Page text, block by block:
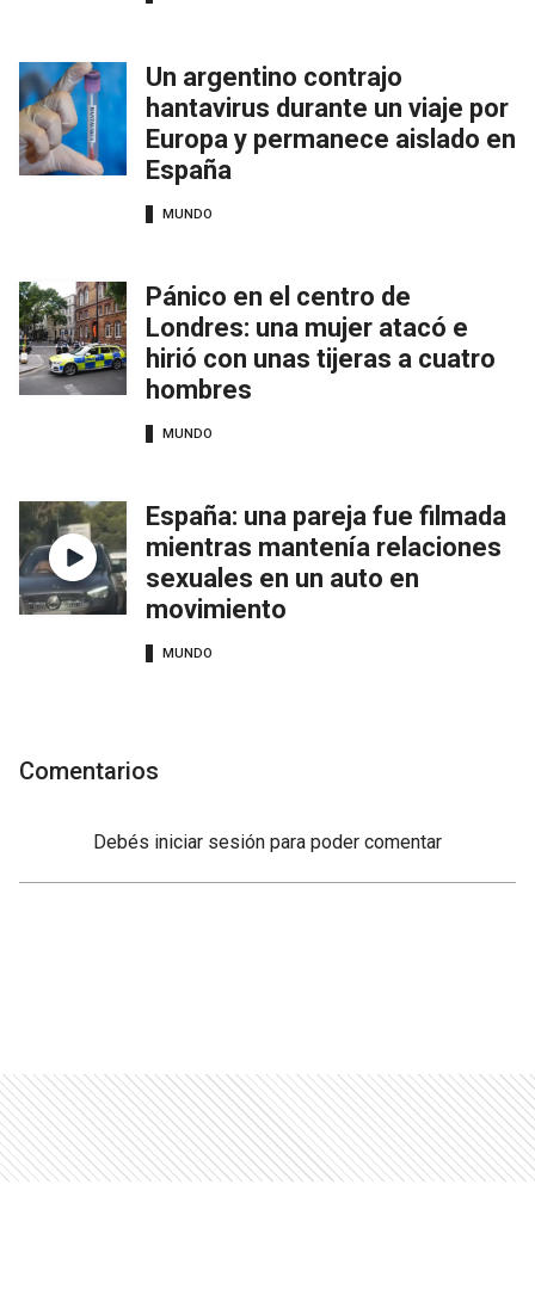
Un argentino contrajo
hantavirus durante un viaje por
Europa y permanece aislado en
España
MUNDO
Pánico en el centro de
Londres: una mujer atacó e
hirió con unas tijeras a cuatro
hombres
MUNDO
España: una pareja fue filmada
mientras mantenía relaciones
sexuales en un auto en
movimiento
MUNDO
Comentarios
Debés iniciar sesión para poder comentar